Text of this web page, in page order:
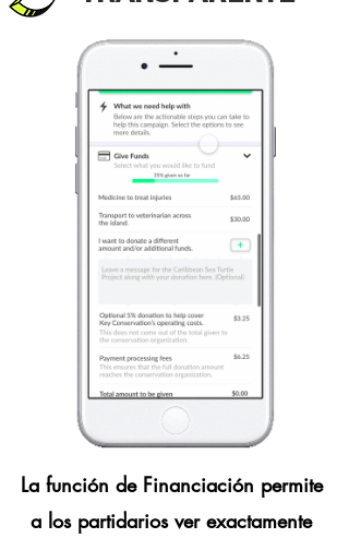
La función de Financiación permite
a los partidarios ver exactamente